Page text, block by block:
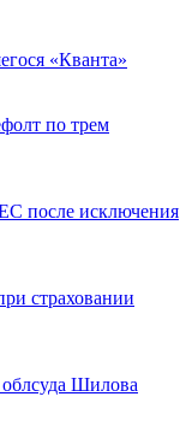
«Кванта»
по трем
после исключения
страховании
Шилова